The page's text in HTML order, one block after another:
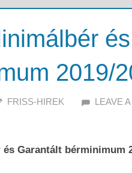
2019/
FRISS-HIREK LEAVE
Garantált bérminimum